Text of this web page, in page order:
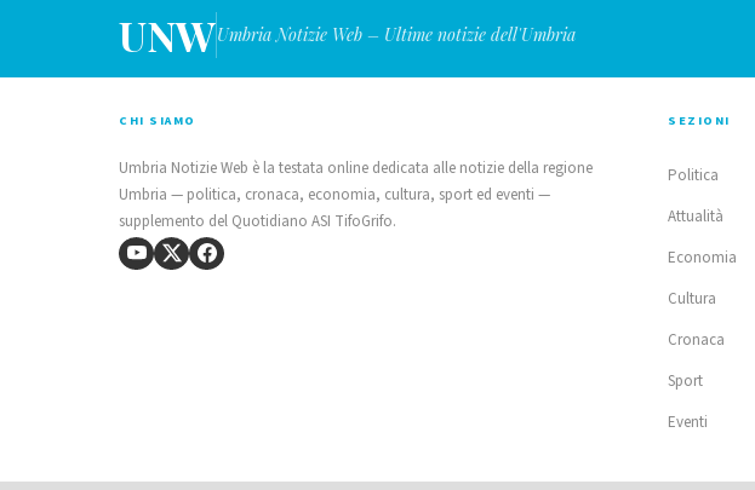
UNWUmbria Notizie Web – Ultime notizie dell'Umbria
CHI SIAMO
Umbria Notizie Web è la testata online dedicata alle notizie della regione
Umbria — politica, cronaca, economia, cultura, sport ed eventi —
supplemento del Quotidiano ASI TifoGrifo.
SEZIONI
Politica
Attualità
Economia
Cultura
Cronaca
Sport
Eventi